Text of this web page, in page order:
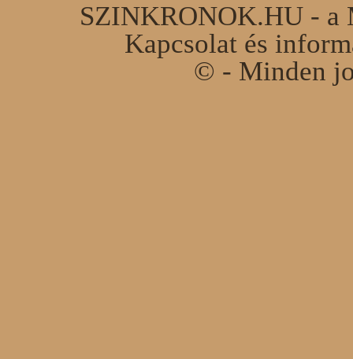
SZINKRONOK.HU - a
Kapcsolat és
© - Minden